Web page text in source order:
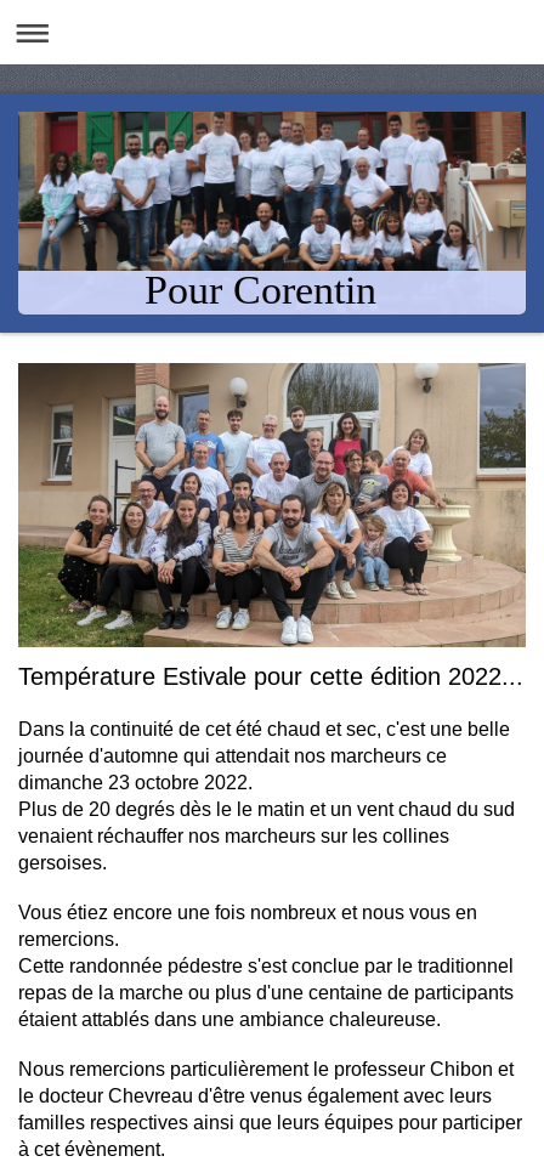
Pour Corentin
Température Estivale pour cette édition 2022...
Dans la continuité de cet été chaud et sec, c'est une belle
journée d'automne qui attendait nos marcheurs ce
dimanche 23 octobre 2022.
Plus de 20 degrés dès le le matin et un vent chaud du sud
venaient réchauffer nos marcheurs sur les collines
gersoises.
Vous étiez encore une fois nombreux et nous vous en
remercions.
Cette randonnée pédestre s'est conclue par le traditionnel
repas de la marche ou plus d'une centaine de participants
étaient attablés dans une ambiance chaleureuse.
Nous remercions particulièrement le professeur Chibon et
le docteur Chevreau d'être venus également avec leurs
familles respectives ainsi que leurs équipes pour participer
à cet évènement.